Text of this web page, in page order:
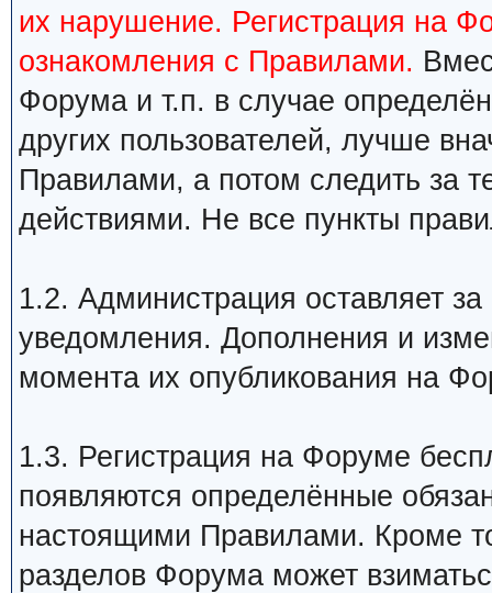
их нарушение. Регистрация на
ознакомления с Правилами.
Форума и т.п. в случае
других пользователей, лучше
Правилами, а потом следить за
действиями. Не все пункты
1.2. Администрация оставляет
уведомления. Дополнения и
момента их опубликования на
1.3. Регистрация на Форуме
появляются определённые
настоящими Правилами. Кроме
разделов Форума может